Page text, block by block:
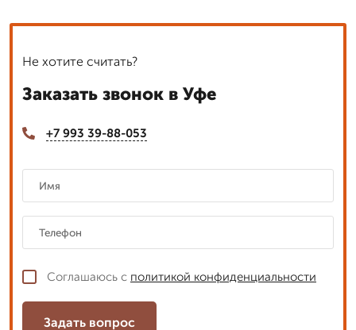
Не хотите считать?
Заказать звонок в Уфе
+7 993 39-88-053
Соглашаюсь с политикой конфиденциальности
Задать вопрос